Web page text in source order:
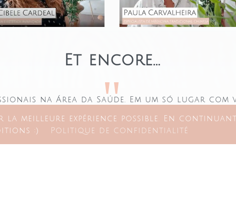
Et encore...
na Área da Saúde. Em um só lugar com
meilleure expérience possible. En
:)
Politique de confidentialité